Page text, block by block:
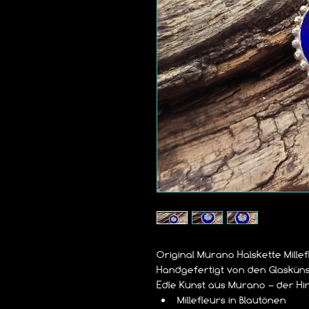
Original Murano Halskette
Handgefertigt von den
Edle Kunst aus Murano – der
Millefleurs in Blautönen